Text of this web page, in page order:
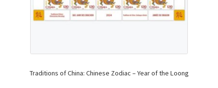
Traditions of China: Chinese Zodiac – Year of the Loong